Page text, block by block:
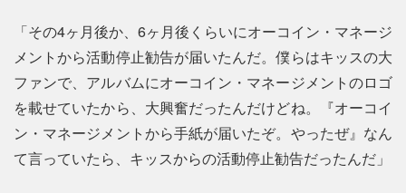
「その4ヶ月後か、6ヶ月後くらいにオーコイン・マネージ
メントから活動停止勧告が届いたんだ。僕らはキッスの大
ファンで、アルバムにオーコイン・マネージメントのロゴ
を載せていたから、大興奮だったんだけどね。『オーコイ
ン・マネージメントから手紙が届いたぞ。やったぜ』なん
て言っていたら、キッスからの活動停止勧告だったんだ」